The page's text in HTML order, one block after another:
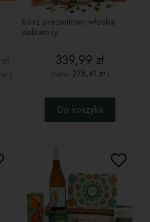
)
Kosz prezentowy włoskie
delikatesy
339,99 zł
(netto: 276,41 zł )
Do koszyka